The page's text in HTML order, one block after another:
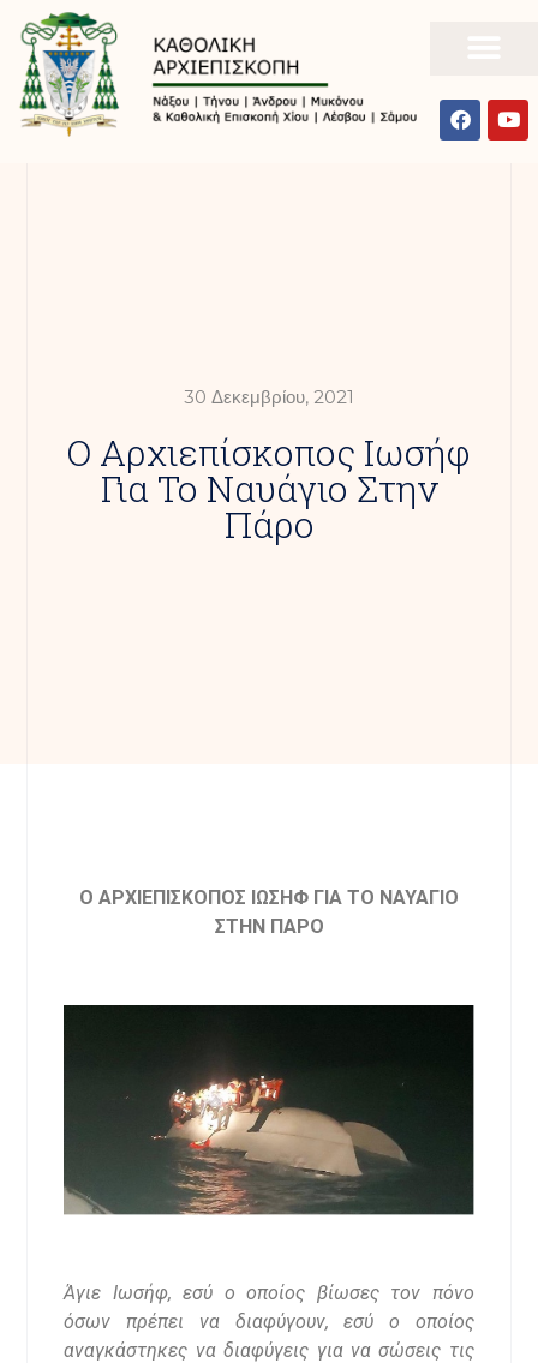
30 Δεκεμβρίου, 2021
Ο Αρχιεπίσκοπος Ιωσήφ
Για Το Ναυάγιο Στην
Πάρο
Ο ΑΡΧΙΕΠΙΣΚΟΠΟΣ ΙΩΣΗΦ ΓΙΑ ΤΟ ΝΑΥΑΓΙΟ
ΣΤΗΝ ΠΑΡΟ
Άγιε Ιωσήφ, εσύ ο οποίος βίωσες τον πόνο
όσων πρέπει να διαφύγουν, εσύ ο οποίος
αναγκάστηκες να διαφύγεις για να σώσεις τις